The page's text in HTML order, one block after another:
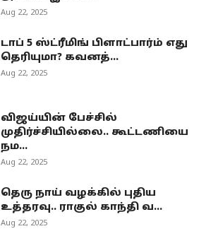
Aug 22, 2025
டாப் 5 ஸ்ட்ரீமிங் பிளாட்பார்ம் எது
தெரியுமா? கவனத்...
Aug 22, 2025
விஜய்யின் பேச்சில்
முதிர்ச்சியில்லை.. கூட்டணியை
நம...
Aug 22, 2025
தெரு நாய் வழக்கில் புதிய
உத்தரவு.. ராகுல் காந்தி வ...
Aug 22, 2025